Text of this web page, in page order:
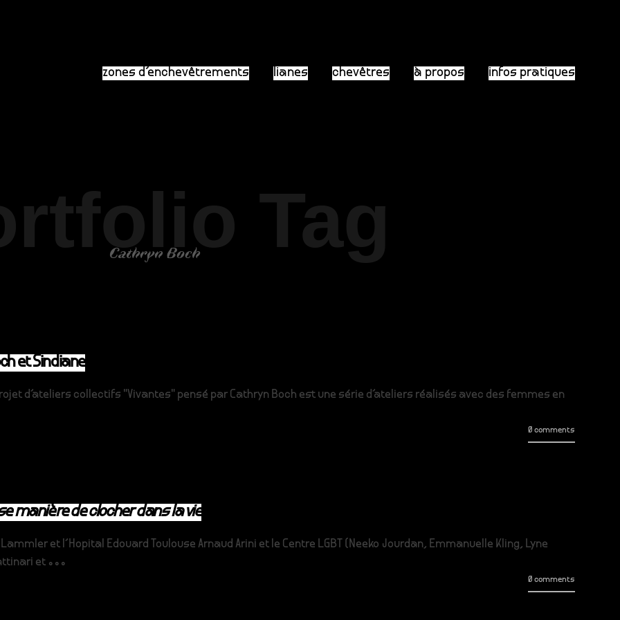
zones d’enchevêtrements lianes chevêtres à propos infos pratiques
Tag
Cathryn Boch
et Sindiane
d'ateliers collectifs "Vivantes" pensé par Cathryn Boch est une série d'ateliers réalisés avec des femmes en
0 comments
manière de clocher dans la vie
et l'Hopital Edouard Toulouse Arnaud Arini et le Centre LGBT (Neeko Jourdan, Emmanuelle Kling, Lyne
et ...
0 comments